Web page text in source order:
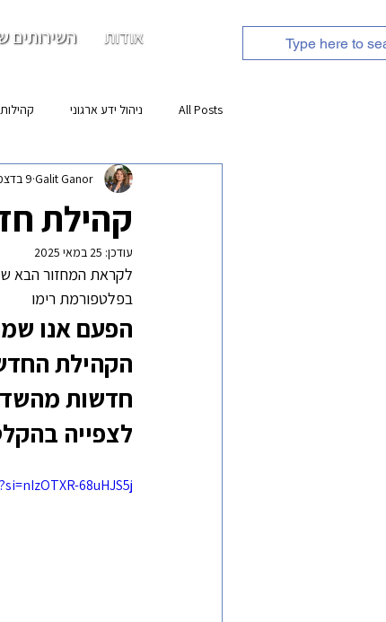
אודות השירותים
All Posts ניהול ידע ארגוני
משאבי למידה
קהילת
Galit Ganor 9 בדצמ׳ 2021
עודכן: 25 במאי 2025
בפלטפורמת רימו
הפעם אנו
חדשות
לצפייה
68uHJS5j